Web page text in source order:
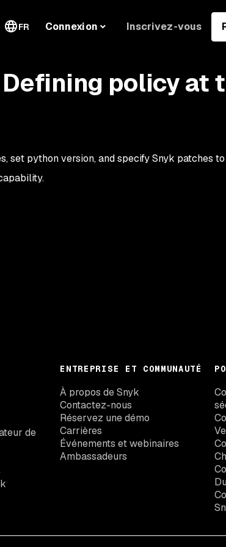
FR Connexion Inscrivez-vous
policy at
set python version, and specify Snyk patches
de
ENTREPRISE ET COMMUNAUTÉ
À propos de Snyk
Contactez-nous
Réservez une démo
Carrières
Événements et webinaires
Ambassadeurs